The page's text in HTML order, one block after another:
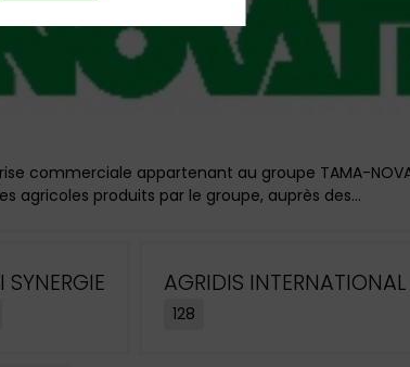
commerciale appartenant au groupe TAMA-
agricoles produits par le groupe, auprès des...
SYNERGIE AGRIDIS INTERNATIONAL
128